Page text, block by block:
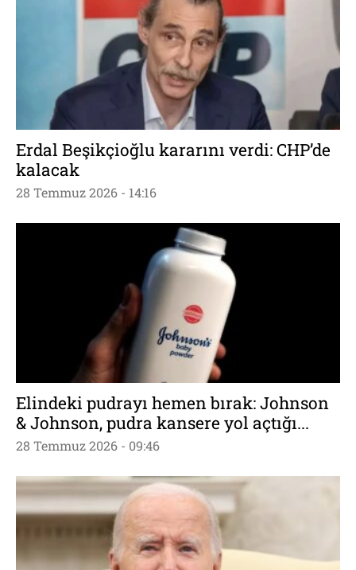
Erdal Beşikçioğlu kararını verdi: CHP’de
kalacak
28 Temmuz 2026 - 14:16
Elindeki pudrayı hemen bırak: Johnson
& Johnson, pudra kansere yol açtığı...
28 Temmuz 2026 - 09:46